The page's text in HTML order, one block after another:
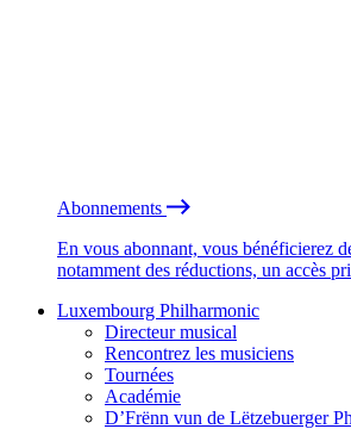
Abonnements
En vous abonnant, vous bénéficierez
notamment des réductions, un accès
Luxembourg Philharmonic
Directeur musical
Rencontrez les musiciens
Tournées
Académie
D’Frënn vun de Lëtzebuerger